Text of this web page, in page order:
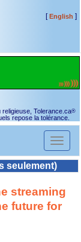
[English ]
religieuse, Tolerance.ca®
repose la tolérance.
Toggle
seulement)
streaming
future for